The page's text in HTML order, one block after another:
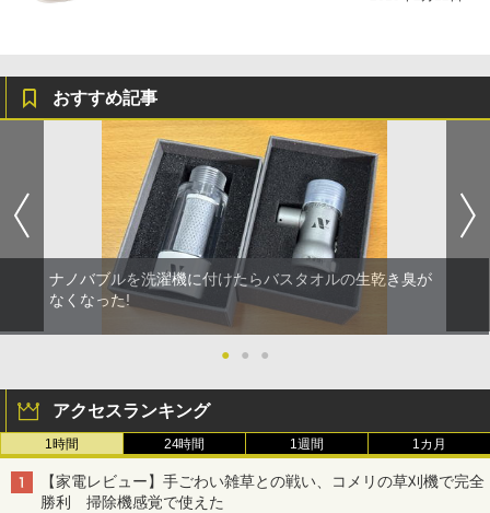
おすすめ記事
ナノバブルを洗濯機に付けたらバスタオルの生乾き臭が
なくなった!
● ● ●
アクセスランキング
1時間 24時間 1週間 1カ月
【家電レビュー】手ごわい雑草との戦い、コメリの草刈機で完全
勝利 掃除機感覚で使えた